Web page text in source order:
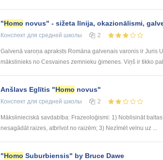
"Homo novus" - sižeta līnija, okazionālismi,
Конспект для средней школы 2
Galvenā varoņa apraksts Romāna galvenais varonis ir Juris
mākslinieks no Cesvaines zemnieku ģimenes. Viņš ir tikko
Anšlavs Eglītis "Homo novus"
Конспект для средней школы 2
Mākslinieciskā savdabība: Frazeoloģismi: 1) Noblisināt
nesagādāt raizes, atbrīvot no raizēm; 3) Nezīmēt velnu uz ...
"Homo Suburbiensis" by Bruce Dawe